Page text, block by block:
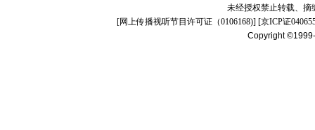
未经授权禁止转载、摘
[网上传播视听节目许可证（0106168)] [京ICP证
Copyright